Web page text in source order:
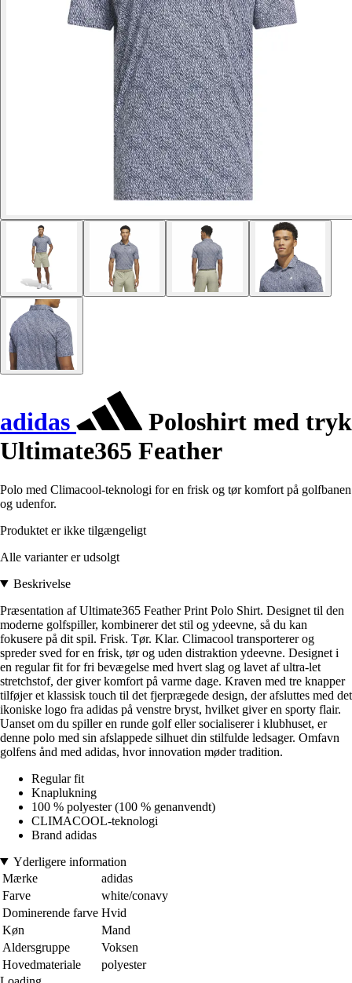
adidas
Poloshirt med tryk
Ultimate365 Feather
Polo med Climacool-teknologi for en frisk og tør komfort på golfbanen
og udenfor.
Produktet er ikke tilgængeligt
Alle varianter er udsolgt
Beskrivelse
Præsentation af Ultimate365 Feather Print Polo Shirt. Designet til den
moderne golfspiller, kombinerer det stil og ydeevne, så du kan
fokusere på dit spil. Frisk. Tør. Klar. Climacool transporterer og
spreder sved for en frisk, tør og uden distraktion ydeevne. Designet i
en regular fit for fri bevægelse med hvert slag og lavet af ultra-let
stretchstof, der giver komfort på varme dage. Kraven med tre knapper
tilføjer et klassisk touch til det fjerprægede design, der afsluttes med det
ikoniske logo fra adidas på venstre bryst, hvilket giver en sporty flair.
Uanset om du spiller en runde golf eller socialiserer i klubhuset, er
denne polo med sin afslappede silhuet din stilfulde ledsager. Omfavn
golfens ånd med adidas, hvor innovation møder tradition.
Regular fit
Knaplukning
100 % polyester (100 % genanvendt)
CLIMACOOL-teknologi
Brand adidas
Yderligere information
Mærke
adidas
Farve
white/conavy
Dominerende farve Hvid
Køn
Mand
Aldersgruppe
Voksen
Hovedmateriale
polyester